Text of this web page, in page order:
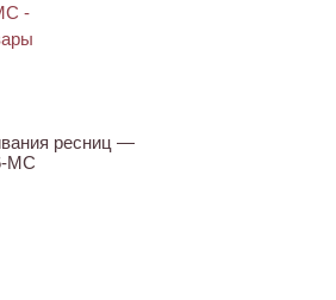
ресниц —
MC